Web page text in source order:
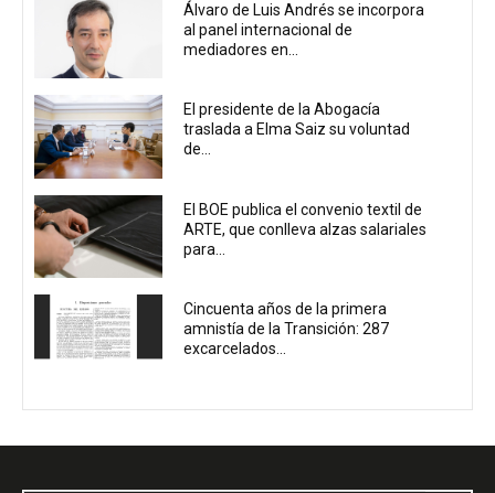
Álvaro de Luis Andrés se incorpora
al panel internacional de
mediadores en...
El presidente de la Abogacía
traslada a Elma Saiz su voluntad
de...
El BOE publica el convenio textil de
ARTE, que conlleva alzas salariales
para...
Cincuenta años de la primera
amnistía de la Transición: 287
excarcelados...